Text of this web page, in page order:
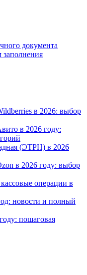
документа
в 2026: выбор
в 2026 году:
(ЭТРН) в 2026
в 2026 году: выбор
операции в
новости и полный
пошаговая